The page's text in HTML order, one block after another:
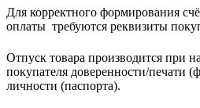
Для корректного формирования
оплаты требуются реквизиты
Отпуск товара производится при
покупателя доверенности/печати
личности (паспорта).